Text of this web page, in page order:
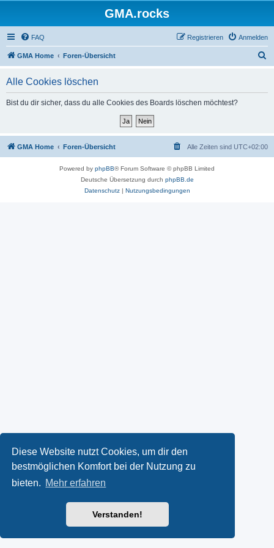
Diese Website nutzt Cookies, um dir den
bestmöglichen Komfort bei der Nutzung zu
bieten. Mehr erfahren
Verstanden!
GMA.rocks
FAQ Anmelden
Registrieren
GMA Home Foren-Übersicht
Alle Cookies löschen
Bist du dir sicher, dass du alle Cookies des Boards löschen möchtest?
GMA Home Foren-Übersicht Alle Zeiten sind UTC+02:00
Powered by phpBB® Forum Software © phpBB Limited
Deutsche Übersetzung durch phpBB.de
Datenschutz| Nutzungsbedingungen